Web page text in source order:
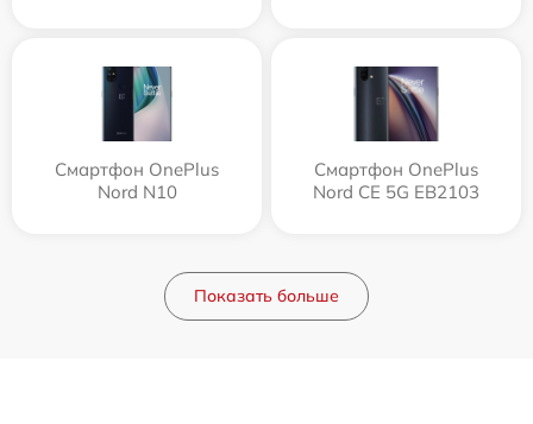
Смартфон OnePlus
Nord N10
Смартфон OnePlus
Nord CE 5G EB2103
Показать больше